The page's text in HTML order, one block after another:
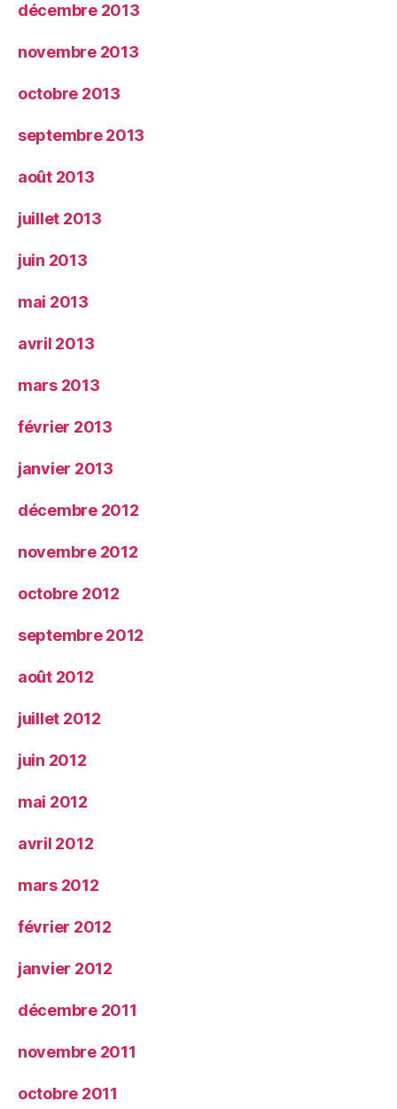
décembre 2013
novembre 2013
octobre 2013
septembre 2013
août 2013
juillet 2013
juin 2013
mai 2013
avril 2013
mars 2013
février 2013
janvier 2013
décembre 2012
novembre 2012
octobre 2012
septembre 2012
août 2012
juillet 2012
juin 2012
mai 2012
avril 2012
mars 2012
février 2012
janvier 2012
décembre 2011
novembre 2011
octobre 2011